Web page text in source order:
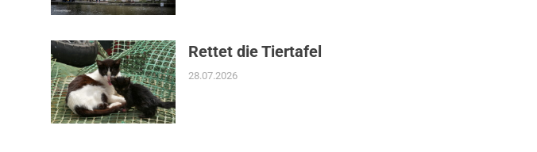
Rettet die Tiertafel
28.07.2026